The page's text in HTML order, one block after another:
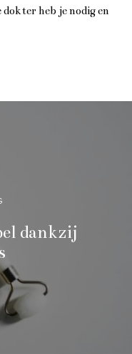
heb je nodig en
dankzij